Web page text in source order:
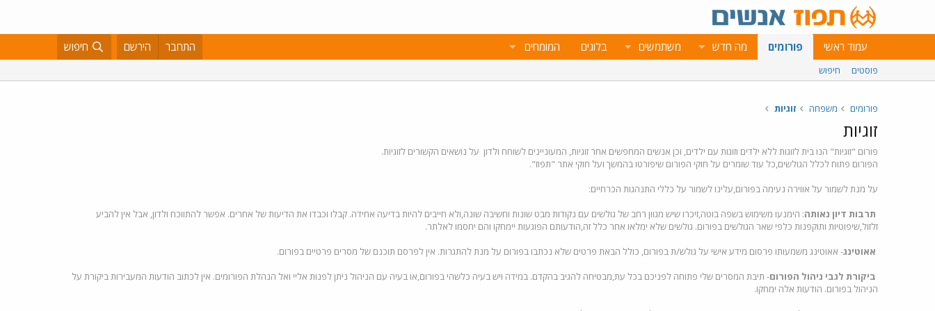
עמוד ראשי פורומים מה חדש משתמשים בלוגים המומחים התחבר הירשם חיפוש
פוסטים חיפוש
פורומים משפחה זוגיות
זוגיות
פורום "זוגיות" הנו בית לזוגות ללא ילדים וזוגות עם ילדים, וכן אנשים המחפשים אחר זוגיות, המעוניינים לשוחח ולדון על נושאים הקשורים לזוגיות.
הפורום פתוח לכלל הגולשים,כל עוד שומרים על חוקי הפורום שיפורטו בהמשך ועל חוקי אתר "תפוז".
על מנת לשמור על אווירה נעימה בפורום,עלינו לשמור על כללי התנהגות הכרחיים:
תרבות דיון נאותה: הימנעו משימוש בשפה בוטה,זיכרו שיש מגוון רחב של גולשים עם נקודות מבט שונות וחשיבה שונה,ולא חייבים להיות בדיעה אחידה. קבלו וכבדו את הדיעות של אחרים. אפשר להתווכח ולדון, אבל אין להביע
זלזול,שיפוטיות ותוקפנות כלפי שאר הגולשים בפורום. גולשים שלא ימלאו אחר כלל זה,הודעותם הפוגעות יימחקו והם יחסמו לאלתר.
אאוטינג- אאוטינג משמעותו פרסום מידע אישי על גולש/ת בפורום, כולל הבאת פרטים שלא נכתבו בפורום על מנת להתגרות. אין לפרסם תוכנם של מסרים פרטיים בפורום.
ביקורת לגבי ניהול הפורום- תיבת המסרים שלי פתוחה לפניכם בכל עת,מבטיחה להגיב בהקדם. במידה ויש בעיה כלשהי בפורום,או בעיה עם הניהול ניתן לפנות אליי ואל הנהלת הפורומים. אין לכתוב הודעות המעבירות ביקורת על
הניהול בפורום. הודעות אלה ימחקו.